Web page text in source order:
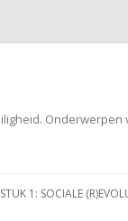
1: SOCIALE